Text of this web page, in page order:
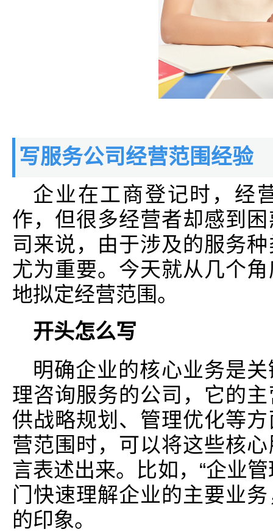
写服务公司经营范围经验
企业在工商登记时，经
作，但很多经营者却感到
司来说，由于涉及的服务
尤为重要。今天就从几个
地拟定经营范围。
开头怎么写
明确企业的核心业务是
理咨询服务的公司，它的
供战略规划、管理优化等
营范围时，可以将这些核
言表述出来。比如，“企业
门快速理解企业的主要业
的印象。